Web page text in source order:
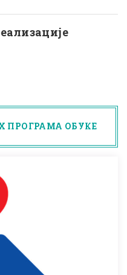
ПРОГРАМА ОБУКЕ